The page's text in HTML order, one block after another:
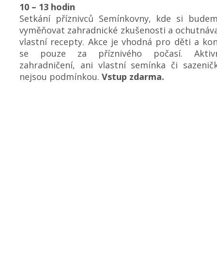
10 – 13 hodin
Setkání příznivců Semínkovny, kde si
vyměňovat zahradnické zkušenosti a
vlastní recepty. Akce je vhodná pro děti a
se pouze za příznivého počasí.
zahradničení, ani vlastní semínka či
nejsou podmínkou. Vstup zdarma.